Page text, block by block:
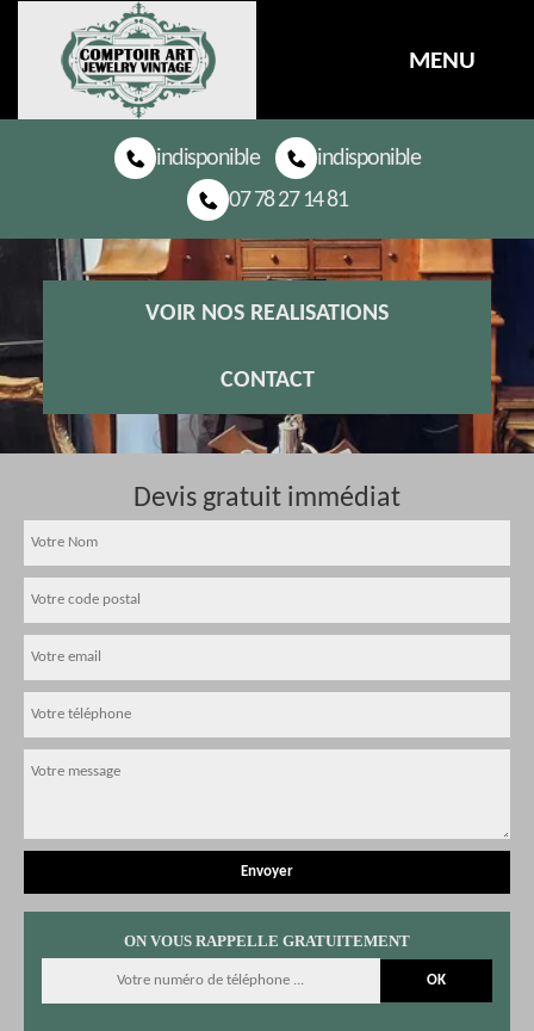
MENU
indisponible
indisponible
07 78 27 14 81
VOIR NOS REALISATIONS
CONTACT
Devis gratuit immédiat
ON VOUS RAPPELLE GRATUITEMENT